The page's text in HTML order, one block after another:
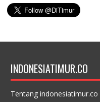
INDONESIATIMUR.CO
Tentang indonesiatimur.co